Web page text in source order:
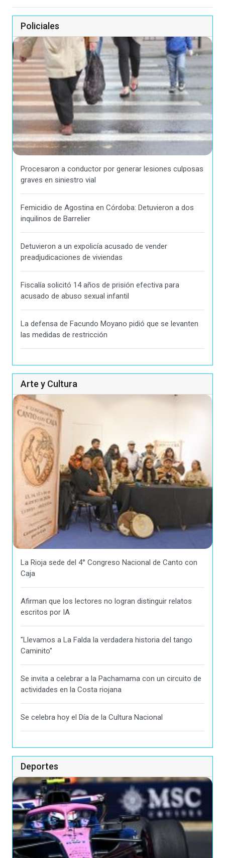
Policiales
Procesaron a conductor por generar lesiones culposas
graves en siniestro vial
Femicidio de Agostina en Córdoba: Detuvieron a dos
inquilinos de Barrelier
Detuvieron a un expolicía acusado de vender
preadjudicaciones de viviendas
Fiscalía solicitó 14 años de prisión efectiva para
acusado de abuso sexual infantil
La defensa de Facundo Moyano pidió que se levanten
las medidas de restricción
Arte y Cultura
La Rioja sede del 4° Congreso Nacional de Canto con
Caja
Afirman que los lectores no logran distinguir relatos
escritos por IA
"Llevamos a La Falda la verdadera historia del tango
Caminito"
Se invita a celebrar a la Pachamama con un circuito de
actividades en la Costa riojana
Se celebra hoy el Día de la Cultura Nacional
Deportes